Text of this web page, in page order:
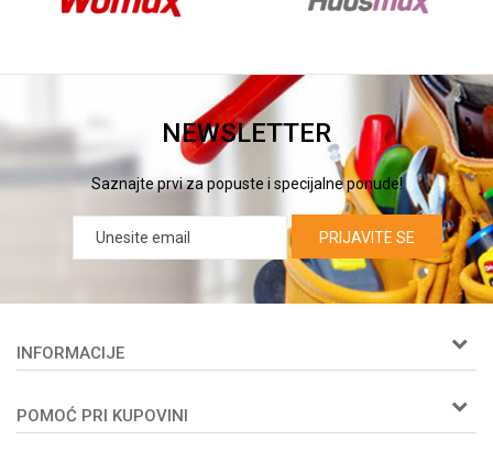
NEWSLETTER
Saznajte prvi za popuste i specijalne ponude!
PRIJAVITE SE
INFORMACIJE
Woby kartica
POMOĆ PRI KUPOVINI